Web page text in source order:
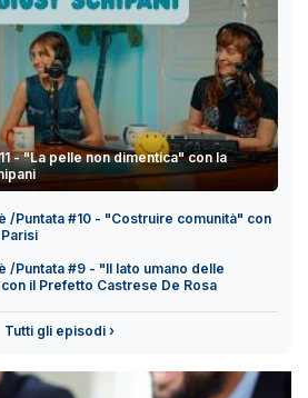
- "La pelle non dimentica" con la
/Puntata #10 - "Costruire comunità" con
/Puntata #9 - "Il lato umano delle
il Prefetto Castrese De Rosa
Tutti gli episodi ›